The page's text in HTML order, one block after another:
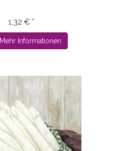
1,32 € *
Mehr Informationen